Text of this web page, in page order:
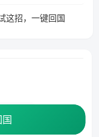
这招，一键回国